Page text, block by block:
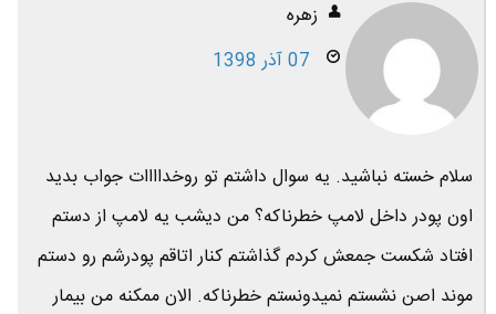
زهره
07 آذر 1398
سلام خسته نباشید. یه سوال داشتم تو رو‌خداااات جواب بدید
اون پودر داخل لامپ خطرناکه؟ من دیشب یه لامپ از دستم
افتاد شکست جمعش کردم گذاشتم کنار اتاقم پودرشم رو دستم
موند اصن نشستم نمیدونستم خطرناکه. الان ممکنه من بیمار